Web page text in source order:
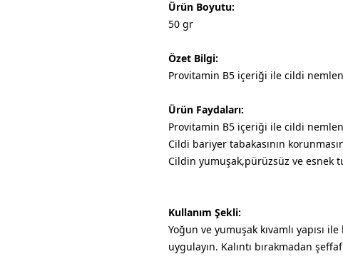
Ürün Boyutu:
50 gr
Özet Bilgi:
Provitamin B5 içeriği ile cildi
Ürün Faydaları:
Provitamin B5 içeriği ile cildi
Cildi bariyer tabakasının
Cildin yumuşak,pürüzsüz ve esnek
Kullanım Şekli:
Yoğun ve yumuşak kıvamlı yapısı
uygulayın. Kalıntı bırakmadan